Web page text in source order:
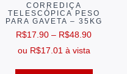
CORREDIÇA
TELESCÓPICA PESO
PARA GAVETA – 35KG
R$17.90 – R$48.90
ou R$17.01 à vista